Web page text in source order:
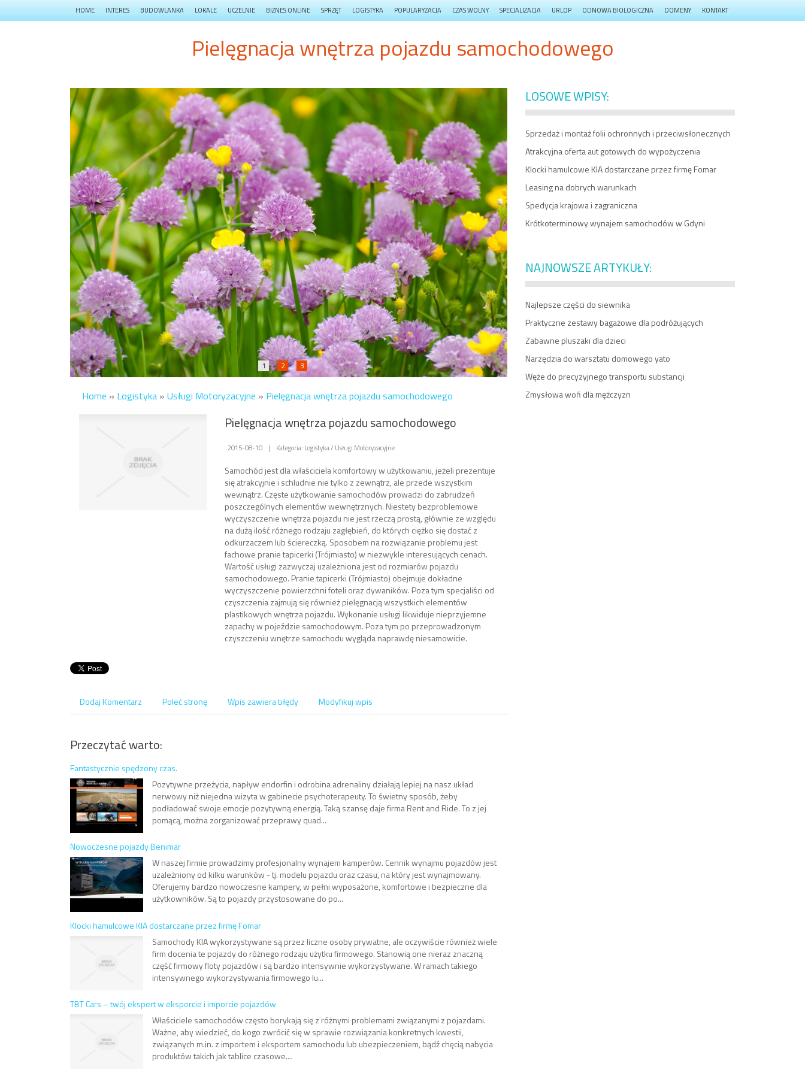
HOME INTERES BUDOWLANKA LOKALE UCZELNIE BIZNES ONLINE SPRZĘT LOGISTYKA POPULARYZACJA CZAS WOLNY SPECJALIZACJA URLOP ODNOWA BIOLOGICZNA DOMENY KONTAKT
Pielęgnacja wnętrza pojazdu samochodowego
1 2 3
Home » Logistyka » Usługi Motoryzacyjne » Pielęgnacja wnętrza pojazdu samochodowego
Pielęgnacja wnętrza pojazdu samochodowego
2015-08-10 | Kategoria: Logistyka / Usługi Motoryzacyjne
Samochód jest dla właściciela komfortowy w użytkowaniu, jeżeli prezentuje
się atrakcyjnie i schludnie nie tylko z zewnątrz, ale przede wszystkim
wewnątrz. Częste użytkowanie samochodów prowadzi do zabrudzeń
poszczególnych elementów wewnętrznych. Niestety bezproblemowe
wyczyszczenie wnętrza pojazdu nie jest rzeczą prostą, głównie ze względu
na dużą ilość różnego rodzaju zagłębień, do których ciężko się dostać z
odkurzaczem lub ściereczką. Sposobem na rozwiązanie problemu jest
fachowe pranie tapicerki (Trójmiasto) w niezwykle interesujących cenach.
Wartość usługi zazwyczaj uzależniona jest od rozmiarów pojazdu
samochodowego. Pranie tapicerki (Trójmiasto) obejmuje dokładne
wyczyszczenie powierzchni foteli oraz dywaników. Poza tym specjaliści od
czyszczenia zajmują się również pielęgnacją wszystkich elementów
plastikowych wnętrza pojazdu. Wykonanie usługi likwiduje nieprzyjemne
zapachy w pojeździe samochodowym. Poza tym po przeprowadzonym
czyszczeniu wnętrze samochodu wygląda naprawdę niesamowicie.
Dodaj Komentarz Poleć stronę Wpis zawiera błędy Modyfikuj wpis
Przeczytać warto:
Fantastycznie spędzony czas.
Pozytywne przeżycia, napływ endorfin i odrobina adrenaliny działają lepiej na nasz układ
nerwowy niż niejedna wizyta w gabinecie psychoterapeuty. To świetny sposób, żeby
podładować swoje emocje pozytywną energią. Taką szansę daje firma Rent and Ride. To z jej
pomącą, można zorganizować przeprawy quad...
Nowoczesne pojazdy Benimar
W naszej firmie prowadzimy profesjonalny wynajem kamperów. Cennik wynajmu pojazdów jest
uzależniony od kilku warunków - tj. modelu pojazdu oraz czasu, na który jest wynajmowany.
Oferujemy bardzo nowoczesne kampery, w pełni wyposażone, komfortowe i bezpieczne dla
użytkowników. Są to pojazdy przystosowane do po...
Klocki hamulcowe KIA dostarczane przez firmę Fomar
Samochody KIA wykorzystywane są przez liczne osoby prywatne, ale oczywiście również wiele
firm docenia te pojazdy do różnego rodzaju użytku firmowego. Stanowią one nieraz znaczną
część firmowy floty pojazdów i są bardzo intensywnie wykorzystywane. W ramach takiego
intensywnego wykorzystywania firmowego lu...
TBT Cars – twój ekspert w eksporcie i imporcie pojazdów
Właściciele samochodów często borykają się z różnymi problemami związanymi z pojazdami.
Ważne, aby wiedzieć, do kogo zwrócić się w sprawie rozwiązania konkretnych kwestii,
związanych m.in. z importem i eksportem samochodu lub ubezpieczeniem, bądź chęcią nabycia
produktów takich jak tablice czasowe....
LOSOWE WPISY:
Sprzedaż i montaż folii ochronnych i przeciwsłonecznych
Atrakcyjna oferta aut gotowych do wypożyczenia
Klocki hamulcowe KIA dostarczane przez firmę Fomar
Leasing na dobrych warunkach
Spedycja krajowa i zagraniczna
Krótkoterminowy wynajem samochodów w Gdyni
NAJNOWSZE ARTYKUŁY:
Najlepsze części do siewnika
Praktyczne zestawy bagażowe dla podróżujących
Zabawne pluszaki dla dzieci
Narzędzia do warsztatu domowego yato
Węże do precyzyjnego transportu substancji
Zmysłowa woń dla mężczyzn